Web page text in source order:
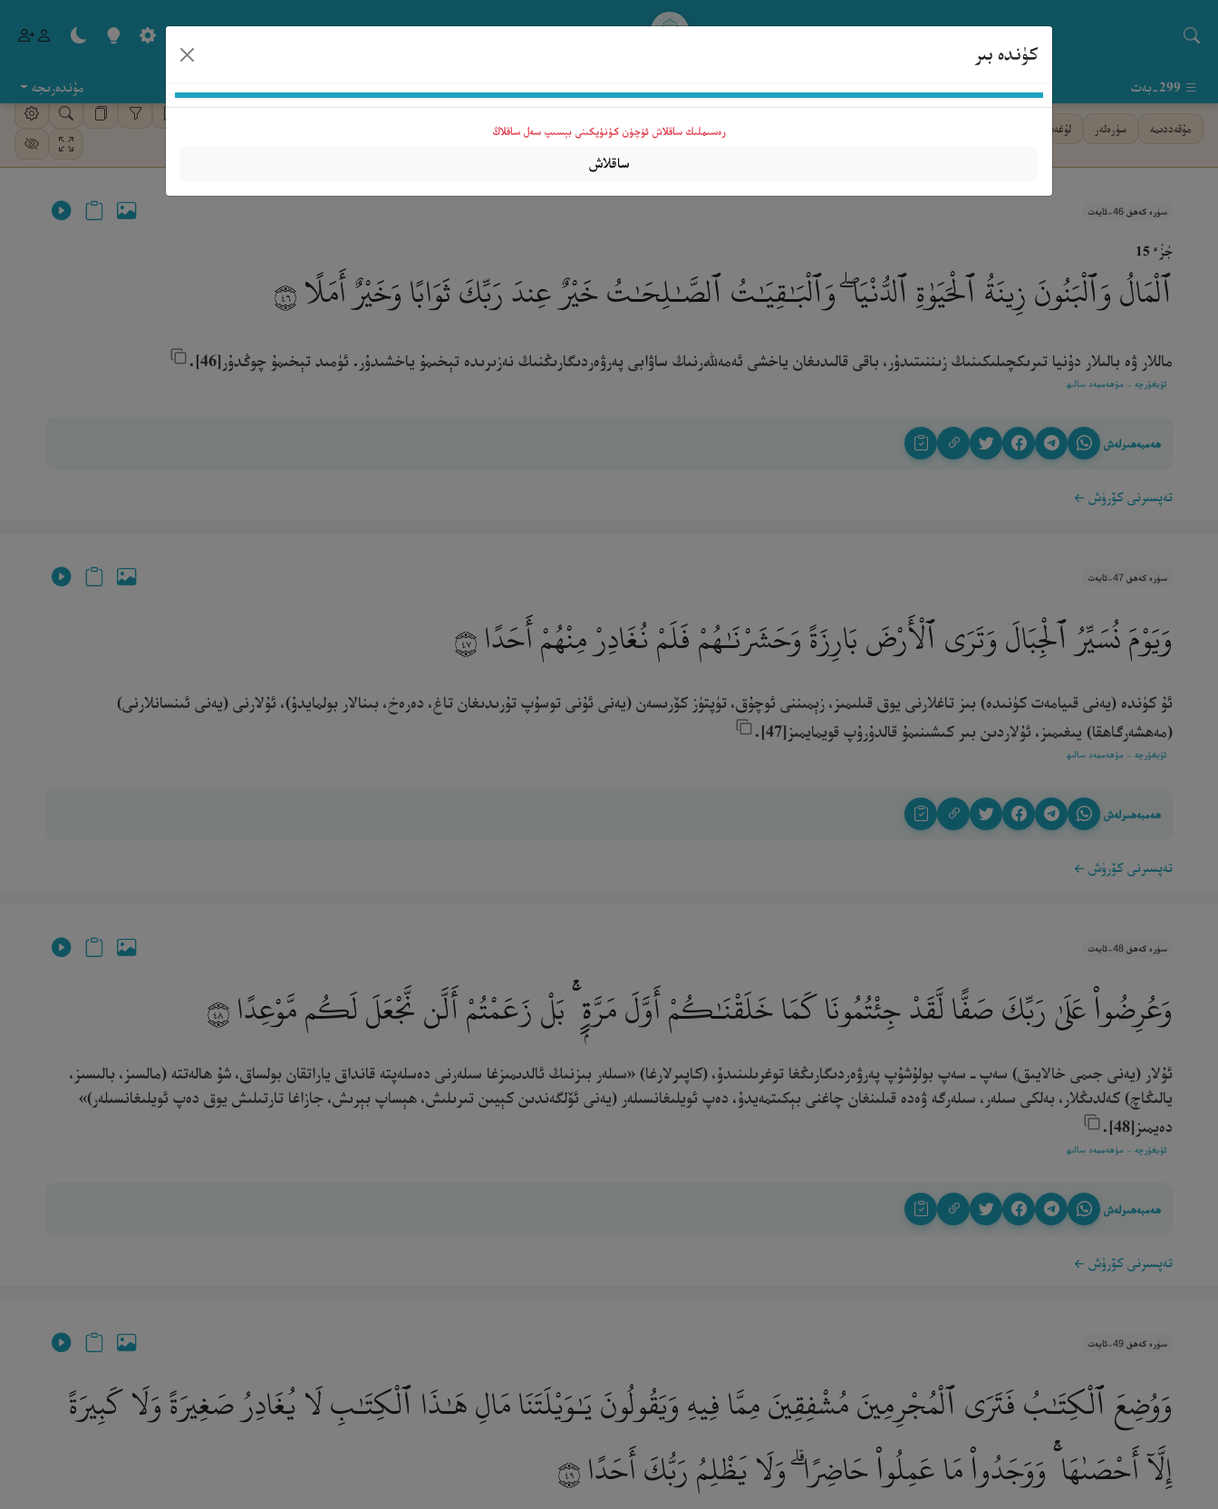
كۈندە بىر
رەسىملىك ساقلاش ئۈچۈن كۇنۇپكىنى بېسىپ سەل ساقلاڭ
ساقلاش
مۇندەرىجە
مۇقەددىمە سۈرەلەر لۇغەت
تەرجىمە تەپسىر
سۈرە كەھف 46-ئايەت
جُزْء ١٥
ٱلْمَالُ وَٱلْبَنُونَ زِينَةُ ٱلْحَيَوٰةِ ٱلدُّنْيَا ۖ وَٱلْبَـٰقِيَـٰتُ ٱلصَّـٰلِحَـٰتُ خَيْرٌ عِندَ رَبِّكَ ثَوَابًا وَخَيْرٌ أَمَلًا ٤٦
ماللار ۋە بالىلار دۇنيا تىرىكچىلىكىنىڭ زىننىتىدۇر، باقى قالىدىغان ياخشى ئەمەللەرنىڭ ساۋابى پەرۋەردىگارىڭنىڭ نەزىرىدە تېخىمۇ ياخشىدۇر. ئۈمىد تېخىمۇ چوڭدۇر[46].‎
ئۇيغۇرچە - مۇھەممەد سالىھ
ھەمبەھىرلەش
تەپسىرنى كۆرۈش
سۈرە كەھف 47-ئايەت
وَيَوْمَ نُسَيِّرُ ٱلْجِبَالَ وَتَرَى ٱلْأَرْضَ بَارِزَةً وَحَشَرْنَـٰهُمْ فَلَمْ نُغَادِرْ مِنْهُمْ أَحَدًا ٤٧
ئۇ كۈندە (يەنى قىيامەت كۈنىدە) بىز تاغلارنى يوق قىلىمىز، زېمىننى ئوچۇق، تۈپتۈز كۆرىسەن (يەنى ئۇنى توسۇپ تۇرىدىغان تاغ، دەرەخ، بىنالار بولمايدۇ)، ئۇلارنى (يەنى ئىنسانلارنى)
(مەھشەرگاھقا) يىغىمىز، ئۇلاردىن بىر كىشىنىمۇ قالدۇرۇپ قويمايمىز[47].‎
ئۇيغۇرچە - مۇھەممەد سالىھ
ھەمبەھىرلەش
تەپسىرنى كۆرۈش
سۈرە كەھف 48-ئايەت
وَعُرِضُوا۟ عَلَىٰ رَبِّكَ صَفًّا لَّقَدْ جِئْتُمُونَا كَمَا خَلَقْنَـٰكُمْ أَوَّلَ مَرَّةٍۭ ۚ بَلْ زَعَمْتُمْ أَلَّن نَّجْعَلَ لَكُم مَّوْعِدًا ٤٨
ئۇلار (يەنى جىمى خالايىق) سەپ ـ سەپ بولۇشۇپ پەرۋەردىگارىڭغا توغرىلىنىدۇ، (كاپىرلارغا) «سىلەر بىزنىڭ ئالدىمىزغا سىلەرنى دەسلەپتە قانداق ياراتقان بولساق، شۇ ھالەتتە (مالسىز، بالىسىز،
يالىڭاچ) كەلدىڭلار، بەلكى سىلەر، سىلەرگە ۋەدە قىلىنغان چاغنى بېكىتمەيدۇ، دەپ ئويلىغانسىلەر (يەنى ئۆلگەندىن كېيىن تىرىلىش، ھېساپ بېرىش، جازاغا تارتىلىش يوق دەپ ئويلىغانسىلەر)»
دەيمىز[48].‎
ئۇيغۇرچە - مۇھەممەد سالىھ
ھەمبەھىرلەش
تەپسىرنى كۆرۈش
سۈرە كەھف 49-ئايەت
وَوُضِعَ ٱلْكِتَـٰبُ فَتَرَى ٱلْمُجْرِمِينَ مُشْفِقِينَ مِمَّا فِيهِ وَيَقُولُونَ يَـٰوَيْلَتَنَا مَالِ هَـٰذَا ٱلْكِتَـٰبِ لَا يُغَادِرُ صَغِيرَةً وَلَا كَبِيرَةً
إِلَّآ أَحْصَىٰهَا ۚ وَوَجَدُوا۟ مَا عَمِلُوا۟ حَاضِرًا ۗ وَلَا يَظْلِمُ رَبُّكَ أَحَدًا
٤٩